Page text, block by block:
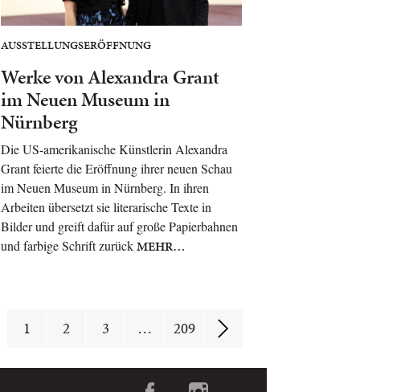
AUSSTELLUNGSERÖFFNUNG
Werke von Alexandra Grant
im Neuen Museum in
Nürnberg
Die US-amerikanische Künstlerin Alexandra
Grant feierte die Eröffnung ihrer neuen Schau
im Neuen Museum in Nürnberg. In ihren
Arbeiten übersetzt sie literarische Texte in
Bilder und greift dafür auf große Papierbahnen
und farbige Schrift zurückMEHR…
1 2 3 … 209